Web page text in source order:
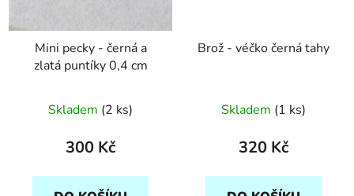
Mini pecky - černá a
zlatá puntíky 0,4 cm
Skladem (2 ks)
300 Kč
Brož - véčko černá tahy
Skladem (1 ks)
320 Kč